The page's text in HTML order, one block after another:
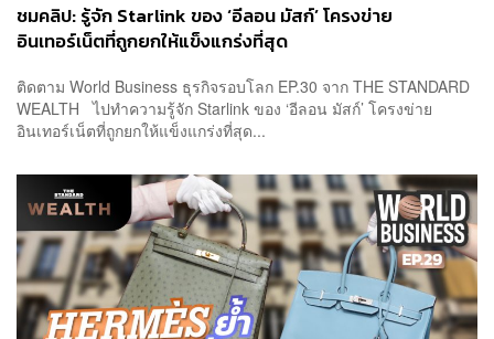
ชมคลิป: รู้จัก Starlink ของ ‘อีลอน มัสก์’ โครงข่าย
อินเทอร์เน็ตที่ถูกยกให้แข็งแกร่งที่สุด
ติดตาม World Business ธุรกิจรอบโลก EP.30 จาก THE STANDARD
WEALTH ไปทำความรู้จัก Starlink ของ ‘อีลอน มัสก์’ โครงข่าย
อินเทอร์เน็ตที่ถูกยกให้แข็งแกร่งที่สุด...